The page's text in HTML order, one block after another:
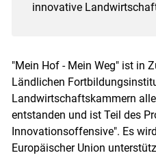
innovative
"Mein Hof - Mein Weg" ist in
Ländlichen
Landwirtschaftskammern
entstanden und ist Teil des
Innovationsoffensive". Es
Europäischer Union